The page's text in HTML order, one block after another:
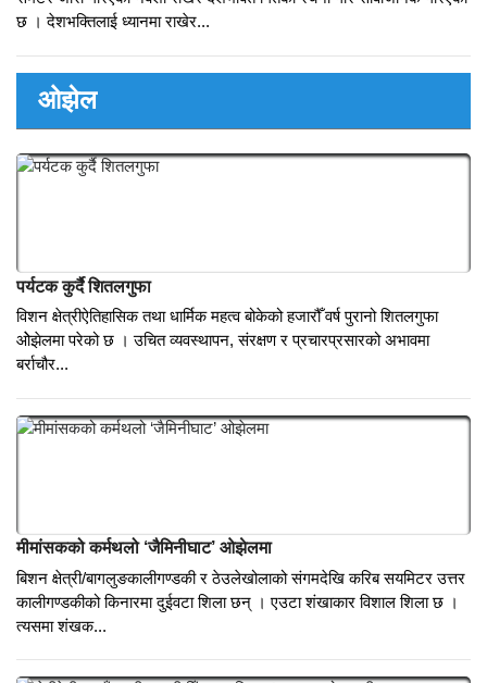
नेपालको नयाँ नक्शा राखेर शक्ति क्षेत्रीले ल्याए देश भक्ती गित ( भिडियो
सहित )
पर्वत । नेपालको नयां नक्शा सहित मेरो देश नामक स्वदेश गान सार्वाजनिक भएको
ओझेल
विशन क्षेत्रीऐतिहासिक तथा धार्मिक महत्व बोकेको हजारौँ वर्ष पुरानो शितलगुफा
ओेझेलमा परेको छ । उचित व्यवस्थापन, संरक्षण र प्रचारप्रसारको अभावमा
बर्राचौर...